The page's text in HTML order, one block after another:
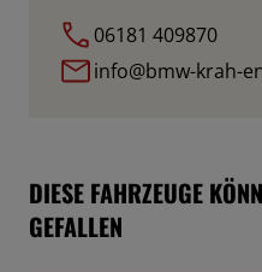
06181 409870
info@bmw-krah-
DIESE FAHRZEUGE
GEFALLEN